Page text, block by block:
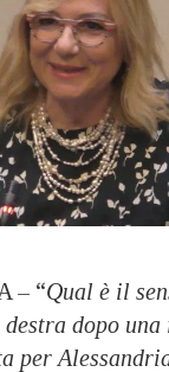
– “Qual è il
dopo
per